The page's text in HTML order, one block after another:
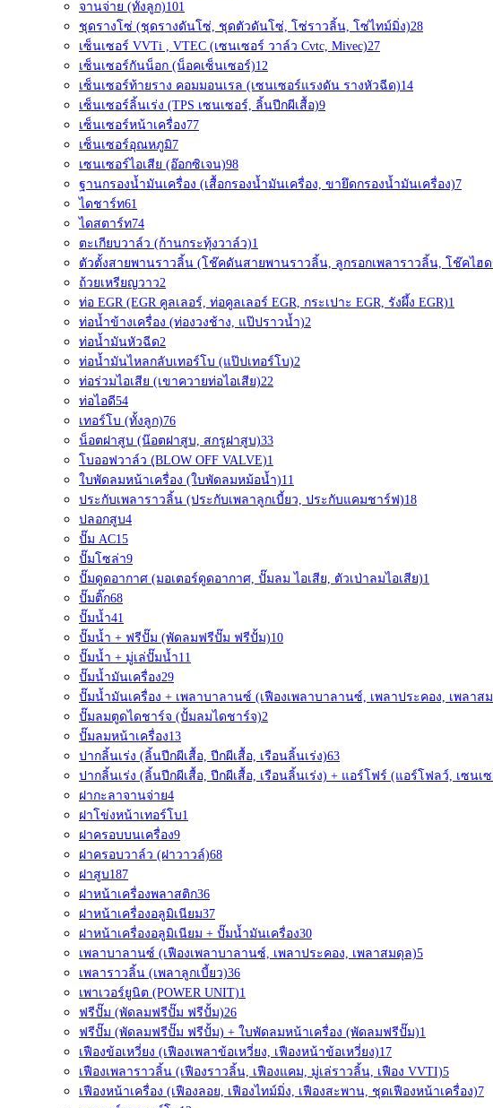
จานจ่าย (ทั้งลูก)101
ชุดรางโซ่ (ชุดรางดันโซ่, ชุดตัวดันโซ่, โซ่ราวลิ้น, โซ่ไทม์มิ่ง)28
เซ็นเซอร์ VVTi , VTEC (เซนเซอร์ วาล์ว Cvtc, Mivec)27
เซ็นเซอร์กันน็อก (น็อคเซ็นเซอร์)12
เซ็นเซอร์ท้ายราง คอมมอนเรล (เซนเซอร์แรงดัน รางหัวฉีด)14
เซ็นเซอร์ลิ้นเร่ง (TPS เซนเซอร์, ลิ้นปีกผีเสื้อ)9
เซ็นเซอร์หน้าเครื่อง77
เซ็นเซอร์อุณหภูมิ7
เซนเซอร์ไอเสีย (อ๊อกซิเจน)98
ฐานกรองน้ำมันเครื่อง (เสื้อกรองน้ำมันเครื่อง, ขายึดกรองน้ำมันเครื่อง)7
ไดชาร์ท61
ไดสตาร์ท74
ตะเกียบวาล์ว (ก้านกระทุ้งวาล์ว)1
ตัวตั้งสายพานราวลิ้น (โช๊คดันสายพานราวลิ้น, ลูกรอกเพลาราวลิ้น, โช๊คไฮ
ถ้วยเหรียญวาว2
ท่อ EGR (EGR คูลเลอร์, ท่อคูลเลอร์ EGR, กระเปาะ EGR, รังผึ้ง EGR)1
ท่อน้ำข้างเครื่อง (ท่องวงช้าง, แป๊ปราวน้ำ)2
ท่อน้ำมันหัวฉีด2
ท่อน้ำมันไหลกลับเทอร์โบ (แป๊ปเทอร์โบ)2
ท่อร่วมไอเสีย (เขาควายท่อไอเสีย)22
ท่อไอดี54
เทอร์โบ (ทั้งลูก)76
น็อตฝาสูบ (น๊อตฝาสูบ, สกรูฝาสูบ)33
โบออฟวาล์ว (ฺBLOW OFF VALVE)1
ใบพัดลมหน้าเครื่อง (ใบพัดลมหม้อน้ำ)11
ประกับเพลาราวลิ้น (ประกับเพลาลูกเบี้ยว, ประกับแคมชาร์ฟ)18
ปลอกสูบ4
ปั๊ม AC15
ปั๊มโซล่า9
ปั๊มดูดอากาศ (มอเตอร์ดูดอากาศ, ปั๊มลม ไอเสีย, ตัวเป่าลมไอเสีย)1
ปั๊มติ๊ก68
ปั๊มน้ำ41
ปั๊มน้ำ + ฟรีปั๊ม (พัดลมฟรีปั๊ม ฟรีปั้ม)10
ปั๊มน้ำ + มู่เล่ปั๊มน้ำ11
ปั๊มน้ำมันเครื่อง29
ปั๊มน้ำมันเครื่อง + เพลาบาลานซ์ (เฟืองเพลาบาลานซ์, เพลาประคอง, เพลาส
ปั๊มลมตูดไดชาร์จ (ปั้มลมไดชาร์จ)2
ปั๊มลมหน้าเครื่อง13
ปากลิ้นเร่ง (ลิ้นปีกผีเสื้อ, ปีกผีเสื้อ, เรือนลิ้นเร่ง)63
ปากลิ้นเร่ง (ลิ้นปีกผีเสื้อ, ปีกผีเสื้อ, เรือนลิ้นเร่ง) + แอร์โฟร์ (แอร์โฟลว์, เซนเ
ฝากะลาจานจ่าย4
ฝาโข่งหน้าเทอร์โบ1
ฝาครอบบนเครื่อง9
ฝาครอบวาล์ว (ฝาวาวล์)68
ฝาสูบ187
ฝาหน้าเครื่องพลาสติก36
ฝาหน้าเครื่องอลูมิเนียม37
ฝาหน้าเครื่องอลูมิเนียม + ปั๊มน้ำมันเครื่อง30
เพลาบาลานซ์ (เฟืองเพลาบาลานซ์, เพลาประคอง, เพลาสมดุล)5
เพลาราวลิ้น (เพลาลูกเบี้ยว)36
เพาเวอร์ยูนิต (POWER UNIT)1
ฟรีปั๊ม (พัดลมฟรีปั๊ม ฟรีปั้ม)26
ฟรีปั๊ม (พัดลมฟรีปั๊ม ฟรีปั้ม) + ใบพัดลมหน้าเครื่อง (พัดลมฟรีปั๊ม)1
เฟืองข้อเหวี่ยง (เฟืองเพลาข้อเหวี่ยง, เฟืองหน้าข้อเหวี่ยง)17
เฟืองเพลาราวลิ้น (เฟืองราวลิ้น, เฟืองแคม, มู่เล่ราวลิ้น, เฟือง VVTI)5
เฟืองหน้าเครื่อง (เฟืองลอย, เฟืองไทม์มิ่ง, เฟืองสะพาน, ชุดเฟืองหน้าเครื่อง)7